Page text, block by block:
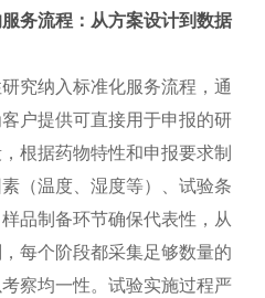
务流程：从方案设计到数据
究纳入标准化服务流程，通
户提供可直接用于申报的研
根据药物特性和申报要求制
（温度、湿度等）、试验条
样品制备环节确保代表性，从
每个阶段都采集足够数量的
察均一性。试验实施过程严